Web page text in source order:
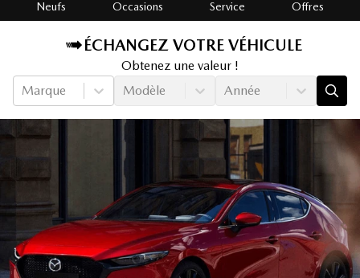
Neufs Occasions Service Offres
ÉCHANGEZ VOTRE VÉHICULE
Obtenez une valeur !
Marque
Modèle Année